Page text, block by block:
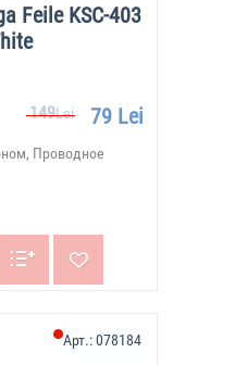
Feile KSC-403
149Lei 79 Lei
Проводное
Арт.:078184